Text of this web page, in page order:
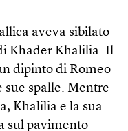
aveva sibilato
Khader Khalilia. Il
dipinto di Romeo
sue spalle. Mentre
Khalilia e la sua
sul pavimento